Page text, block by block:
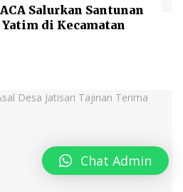
Salurkan Santunan
Yatim di Kecamatan
Chat Admin